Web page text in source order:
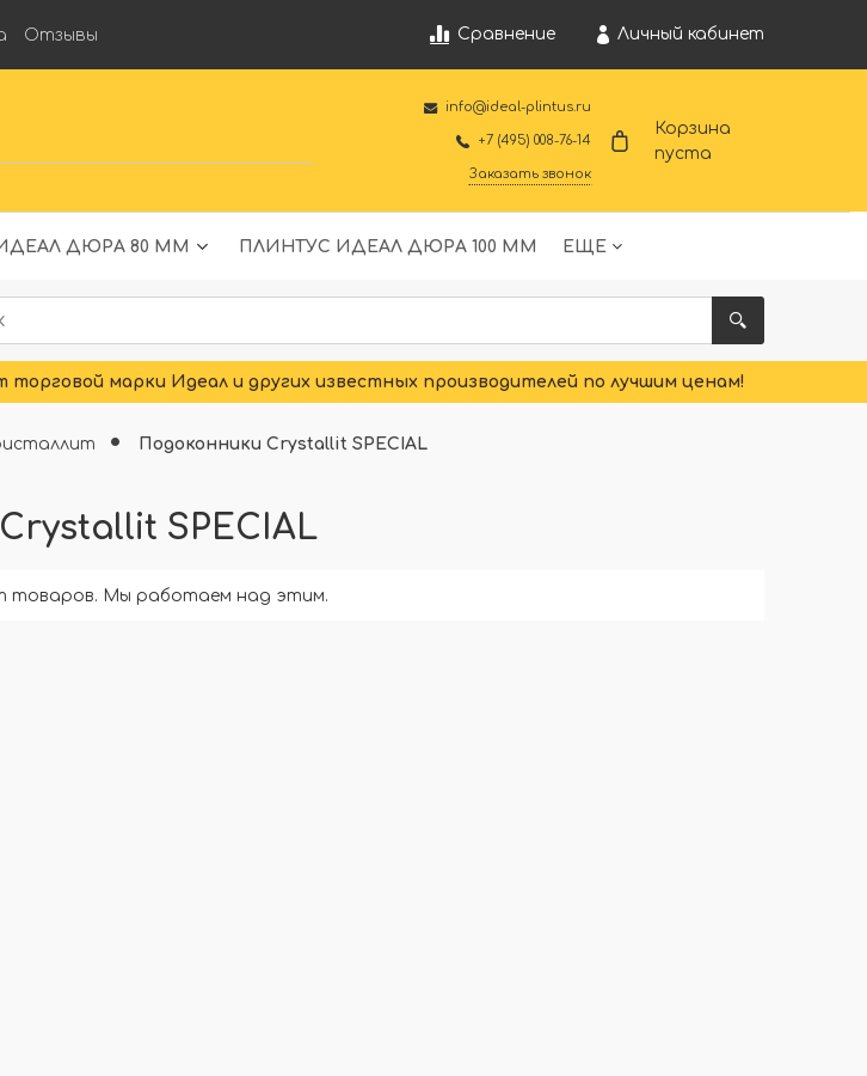
Сравнение Личный кабинет
Отзывы
info@ideal-plintus.ru
+7 (495) 008-76-14
Заказать звонок
Корзина
пуста
ДЮРА 80 ММ ПЛИНТУС ИДЕАЛ ДЮРА 100 ММ ЕЩЕ
марки Идеал и других известных производителей по лучшим ценам!
Подоконники Crystallit SPECIAL
SPECIAL
товаров. Мы работаем над этим.